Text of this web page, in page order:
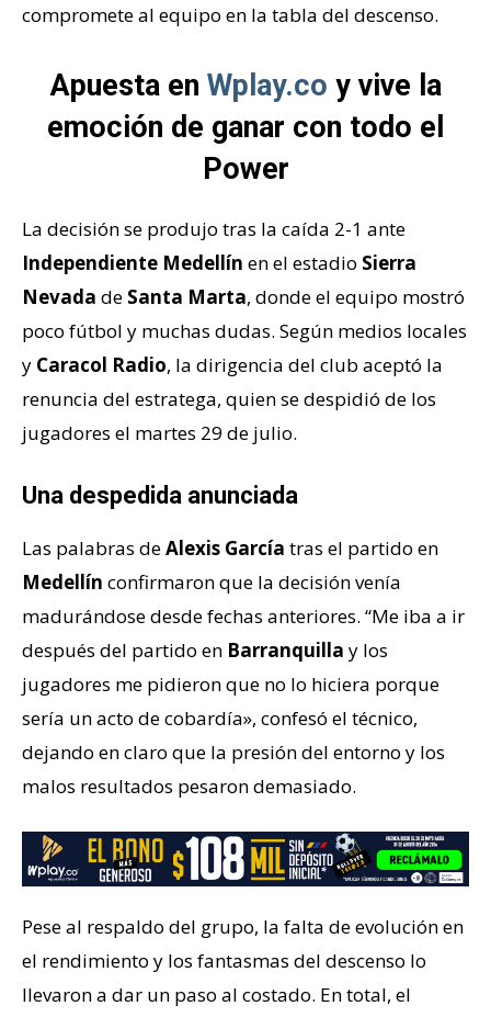
compromete al equipo en la tabla del descenso.
Apuesta en Wplay.co y vive la
emoción de ganar con todo el
Power
La decisión se produjo tras la caída 2-1 ante
Independiente Medellín en el estadio Sierra
Nevada de Santa Marta, donde el equipo mostró
poco fútbol y muchas dudas. Según medios locales
y Caracol Radio, la dirigencia del club aceptó la
renuncia del estratega, quien se despidió de los
jugadores el martes 29 de julio.
Una despedida anunciada
Las palabras deAlexis García tras el partido en
Medellín confirmaron que la decisión venía
madurándose desde fechas anteriores. “Me iba a ir
después del partido en Barranquilla y los
jugadores me pidieron que no lo hiciera porque
sería un acto de cobardía», confesó el técnico,
dejando en claro que la presión del entorno y los
malos resultados pesaron demasiado.
Pese al respaldo del grupo, la falta de evolución en
el rendimiento y los fantasmas del descenso lo
llevaron a dar un paso al costado. En total, el